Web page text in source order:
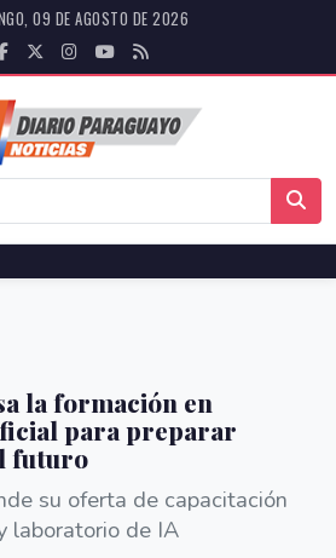
09 DE AGOSTO DE 2026
la formación en
para preparar
futuro
su oferta de capacitación
laboratorio de IA